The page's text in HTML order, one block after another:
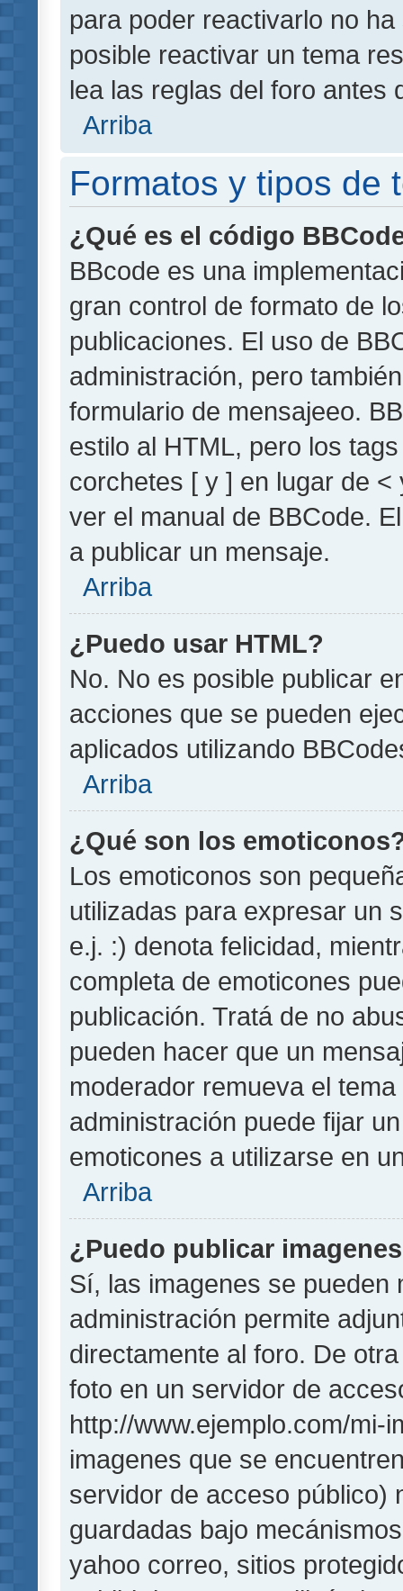
para poder reactivarlo no
posible reactivar un tema
lea las reglas del foro antes
Arriba
Formatos y tipos de
¿Qué es el código
BBcode es una
gran control de formato de
publicaciones. El uso de
administración, pero
formulario de mensajeeo.
estilo al HTML, pero los
corchetes [ y ] en lugar de
ver el manual de BBCode.
a publicar un mensaje.
Arriba
¿Puedo usar HTML?
No. No es posible publicar
acciones que se pueden
aplicados utilizando
Arriba
¿Qué son los
Los emoticonos son
utilizadas para expresar un
e.j. :) denota felicidad,
completa de emoticones
publicación. Tratá de no
pueden hacer que un
moderador remueva el
administración puede fijar
emoticones a utilizarse en
Arriba
¿Puedo publicar
Sí, las imagenes se pueden
administración permite
directamente al foro. De
foto en un servidor de
http://www.ejemplo.com/mi-
imagenes que se
servidor de acceso público)
guardadas bajo
yahoo correo, sitios